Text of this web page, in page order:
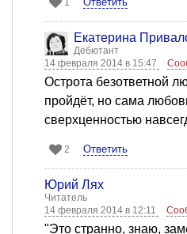
1
Екатерина
Дебютант
14 февраля 2014 в 15:47
Острота безответной
пройдёт, но сама
сверхценностью
2 Ответить
Юрий Лях
Читатель
14 февраля 2014 в 12:11
"Это странно, знаю,